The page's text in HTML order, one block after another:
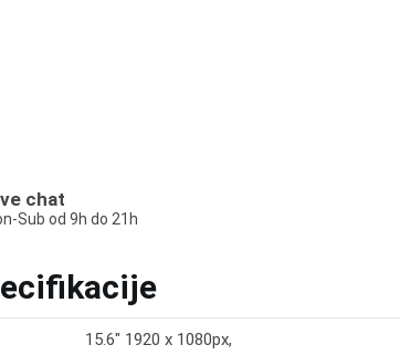
chat
Sub od 9h do 21h
15.6" 1920 x 1080px,